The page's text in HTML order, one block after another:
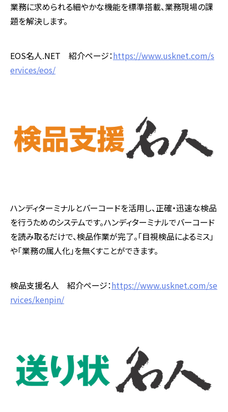
業務に求められる細やかな機能を標準搭載、業務現場の課
題を解決します。
EOS名人.NET 紹介ページ：https://www.usknet.com/s
ervices/eos/
ハンディターミナルとバーコードを活用し、正確・迅速な検品
を行うためのシステムです。ハンディターミナルでバーコード
を読み取るだけで、検品作業が完了。「目視検品によるミス」
や「業務の属人化」を無くすことができます。
検品支援名人 紹介ページ：https://www.usknet.com/se
rvices/kenpin/